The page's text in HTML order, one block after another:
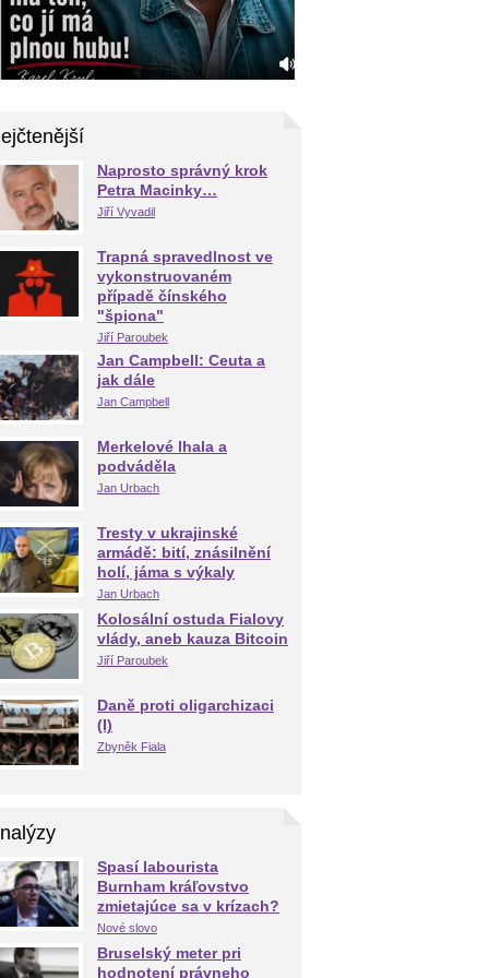
Naprosto správný krok
Petra Macinky…
Jiří Vyvadil
Trapná spravedlnost ve
vykonstruovaném
případě čínského
"špiona"
Jiří Paroubek
Jan Campbell: Ceuta a
jak dále
Jan Campbell
Merkelové lhala a
podváděla
Jan Urbach
Tresty v ukrajinské
armádě: bití, znásilnění
holí, jáma s výkaly
Jan Urbach
Kolosální ostuda Fialovy
vlády, aneb kauza Bitcoin
Jiří Paroubek
Daně proti oligarchizaci
(I)
Zbyněk Fiala
Spasí labourista
Burnham kráľovstvo
zmietajúce sa v krízach?
Nové slovo
Bruselský meter pri
hodnotení právneho